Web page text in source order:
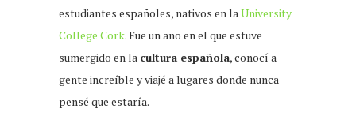
estudiantes españoles, nativos en laUniversity
College Cork. Fue un año en el que estuve
sumergido en la cultura española, conocí a
gente increíble y viajé a lugares donde nunca
pensé que estaría.